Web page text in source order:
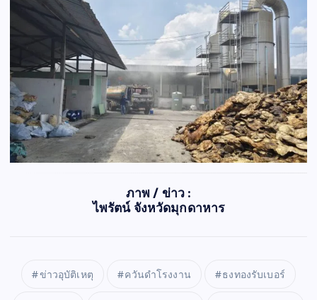
ภาพ / ข่าว :
ไพรัตน์ จังหวัดมุกดาหาร
ข่าวอุบัติเหตุ ควันดำโรงงาน ธงทองรับเบอร์